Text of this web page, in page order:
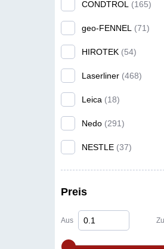
Umwelt- und
Videoinspektion(40)
Wärmebildkameras
Wasserwaagen
Zubehör für Laser-
Sonstiges(17)
Kanalbaulaser
CONDTROL (165)
geo-FENNEL (71)
HIROTEK (54)
Laserliner (468)
Leica (18)
Nedo (291)
NESTLE (37)
proNIVO(68)
STABILA
Preis
Aus Zu